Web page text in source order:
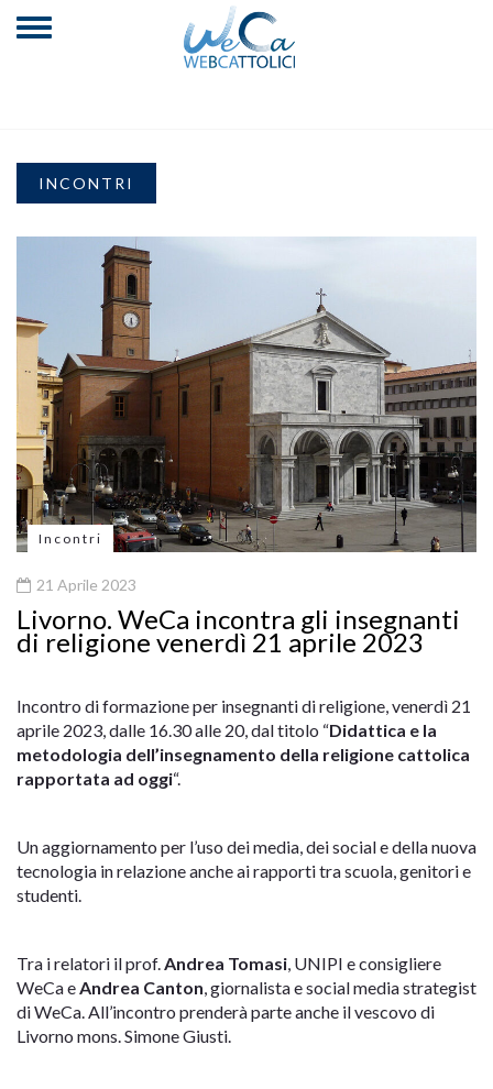
INCONTRI
Incontri
21 Aprile 2023
Livorno. WeCa incontra gli insegnanti
di religione venerdì 21 aprile 2023
Incontro di formazione per insegnanti di religione, venerdì 21
aprile 2023, dalle 16.30 alle 20, dal titolo “Didattica e la
metodologia dell’insegnamento della religione cattolica
rapportata ad oggi“.
Un aggiornamento per l’uso dei media, dei social e della nuova
tecnologia in relazione anche ai rapporti tra scuola, genitori e
studenti.
Tra i relatori il prof.Andrea Tomasi, UNIPI e consigliere
WeCa eAndrea Canton, giornalista e social media strategist
di WeCa. All’incontro prenderà parte anche il vescovo di
Livorno mons. Simone Giusti.